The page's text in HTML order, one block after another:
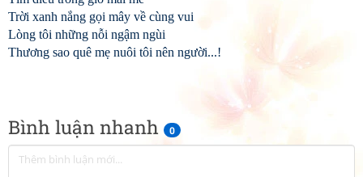
Bình luận nhanh 0
Trời xanh nắng gọi mây về cùng vui
Lòng tôi những nỗi ngậm ngùi
Thương sao quê mẹ nuôi tôi nên người...!